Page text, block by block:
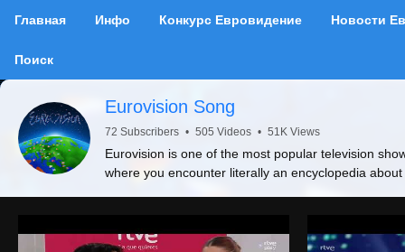
Главная Инфо Конкурс Евровидение Новости
Поиск
Eurovision Song
72 Subscribers • 505 Videos • 51K Views
Eurovision is one of the most popular television
where you encounter literally an encyclopedia